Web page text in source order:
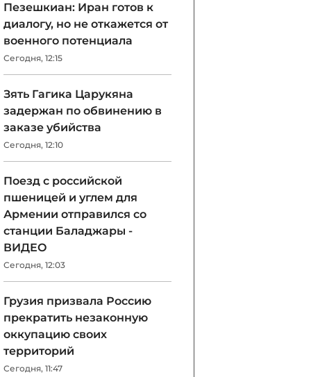
Пезешкиан: Иран готов к
диалогу, но не откажется от
военного потенциала
Сегодня, 12:15
Зять Гагика Царукяна
задержан по обвинению в
заказе убийства
Сегодня, 12:10
Поезд с российской
пшеницей и углем для
Армении отправился со
станции Баладжары -
ВИДЕО
Сегодня, 12:03
Грузия призвала Россию
прекратить незаконную
оккупацию своих
территорий
Сегодня, 11:47